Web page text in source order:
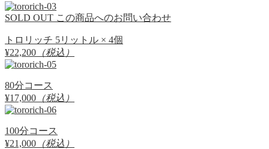
SOLD OUT この商品へのお問い合わせ
トロリッチ 5リットル × 4個
¥22,200 （税込）
80分コース
¥17,000 （税込）
100分コース
¥21,000 （税込）